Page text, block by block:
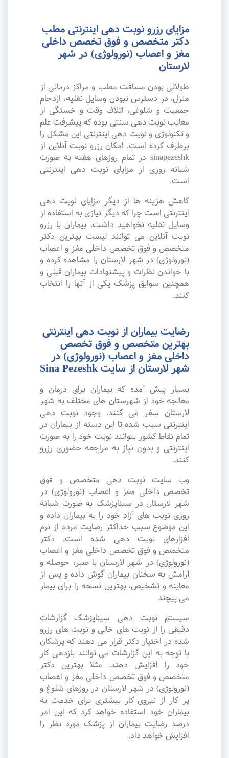
مزایای رزرو نوبت دهی اینترنتی مطب
دکتر متخصص و فوق تخصص داخلی
مغز و اعصاب (نورولوژی) در شهر
لارستان
طولانی بودن مسافت مطب و مراکز درمانی از
منزل، در دسترس نبودن وسایل نقلیه، ازدحام
جمعیت و شلوغی، اتلاف وقت و خستگی از
معایب نوبت دهی سنتی بوده که پیشرفت علم
و تکنولوژی و نوبت دهی اینترنتی این مشکل را
برطرف کرده است. امکان رزرو نوبت آنلاین از
sinapezeshk در تمام روزهای هفته به صورت
شبانه روزی از مزایای نوبت دهی اینترنتی
است.
کاهش هزینه ها از دیگر مزایای نوبت دهی
اینترنتی است چرا که دیگر نیازی به استفاده از
وسایل نقلیه نخواهید داشت. بیماران با رزرو
نوبت آنلاین می توانند لیست بهترین دکتر
متخصص و فوق تخصص داخلی مغز و اعصاب
(نورولوژی) در شهر لارستان را مشاهده کرده و
با خواندن نظرات و پیشنهادات بیماران قبلی و
همچنین سوابق پزشک یکی از آنها را انتخاب
کنند.
رضایت بیماران از نوبت دهی اینترنتی
بهترین متخصص و فوق تخصص
داخلی مغز و اعصاب (نورولوژی) در
شهر لارستان از سایت Sina Pezeshk
بسیار پیش آمده که بیماران برای درمان و
معالجه خود از شهرستان های مختلف به شهر
لارستان سفر می کنند. وجود نوبت دهی
اینترنتی سبب شده تا این دسته از بیماران در
تمام نقاط کشور بتوانند نوبت خود را به صورت
اینترنتی و بدون نیاز به مراجعه حضوری رزرو
کنند.
وب سایت نوبت دهی متخصص و فوق
تخصص داخلی مغز و اعصاب (نورولوژی) در
شهر لارستان در سیناپزشک به صورت شبانه
روزی نوبت های آزاد خود را به بیماران داده و
این موضوع سبب حداکثر رضایت مردم از نرم
افزارهای نوبت دهی شده است. دکتر
متخصص و فوق تخصص داخلی مغز و اعصاب
(نورولوژی) در شهر لارستان با صبر، حوصله و
آرامش به سخنان بیماران گوش داده و پس از
معاینه و تشخیص، بهترین نسخه را برای بیمار
می پیچند
سیستم نوبت دهی سیناپزشک گزارشات
دقیقی را از نوبت های خالی و نوبت های رزرو
شده در اختیار دکتر قرار می دهند که پزشکان
با توجه به این گزارشات می توانند بازدهی کار
خود را افزایش دهند. مثلا بهترین دکتر
متخصص و فوق تخصص داخلی مغز و اعصاب
(نورولوژی) در شهر لارستان در روزهای شلوغ و
پر کار از نیروی کار بیشتری برای خدمت به
بیماران خود استفاده خواهد کرد که این امر
درصد رضایت بیماران از پزشک مورد نظر را
افزایش خواهد داد.